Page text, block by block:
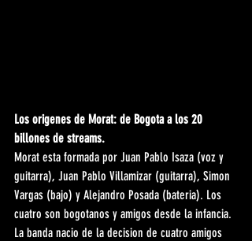
Los origenes de Morat: de Bogota a los 20
billones de streams.
Morat esta formada por Juan Pablo Isaza (voz y
guitarra), Juan Pablo Villamizar (guitarra), Simon
Vargas (bajo) y Alejandro Posada (bateria). Los
cuatro son bogotanos y amigos desde la infancia.
La banda nacio de la decision de cuatro amigos